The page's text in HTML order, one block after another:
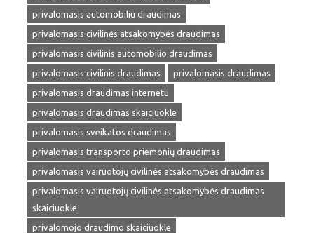
privalomasis automobiliu draudimas
privalomasis civilinės atsakomybės draudimas
privalomasis civilinis automobilio draudimas
privalomasis civilinis draudimas
privalomasis draudimas
privalomasis draudimas internetu
privalomasis draudimas skaiciuokle
privalomasis sveikatos draudimas
privalomasis transporto priemonių draudimas
privalomasis vairuotojų civilinės atsakomybės draudimas
privalomasis vairuotojų civilinės atsakomybės draudimas
skaiciuokle
privalomojo draudimo skaiciuokle